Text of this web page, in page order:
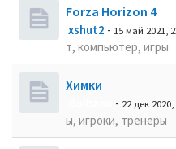
Forza Horizon 4
xshut2 - 15 май 2021,
т, компьютер, игры
Химки
- 22 дек 2020,
ы, игроки, тренеры